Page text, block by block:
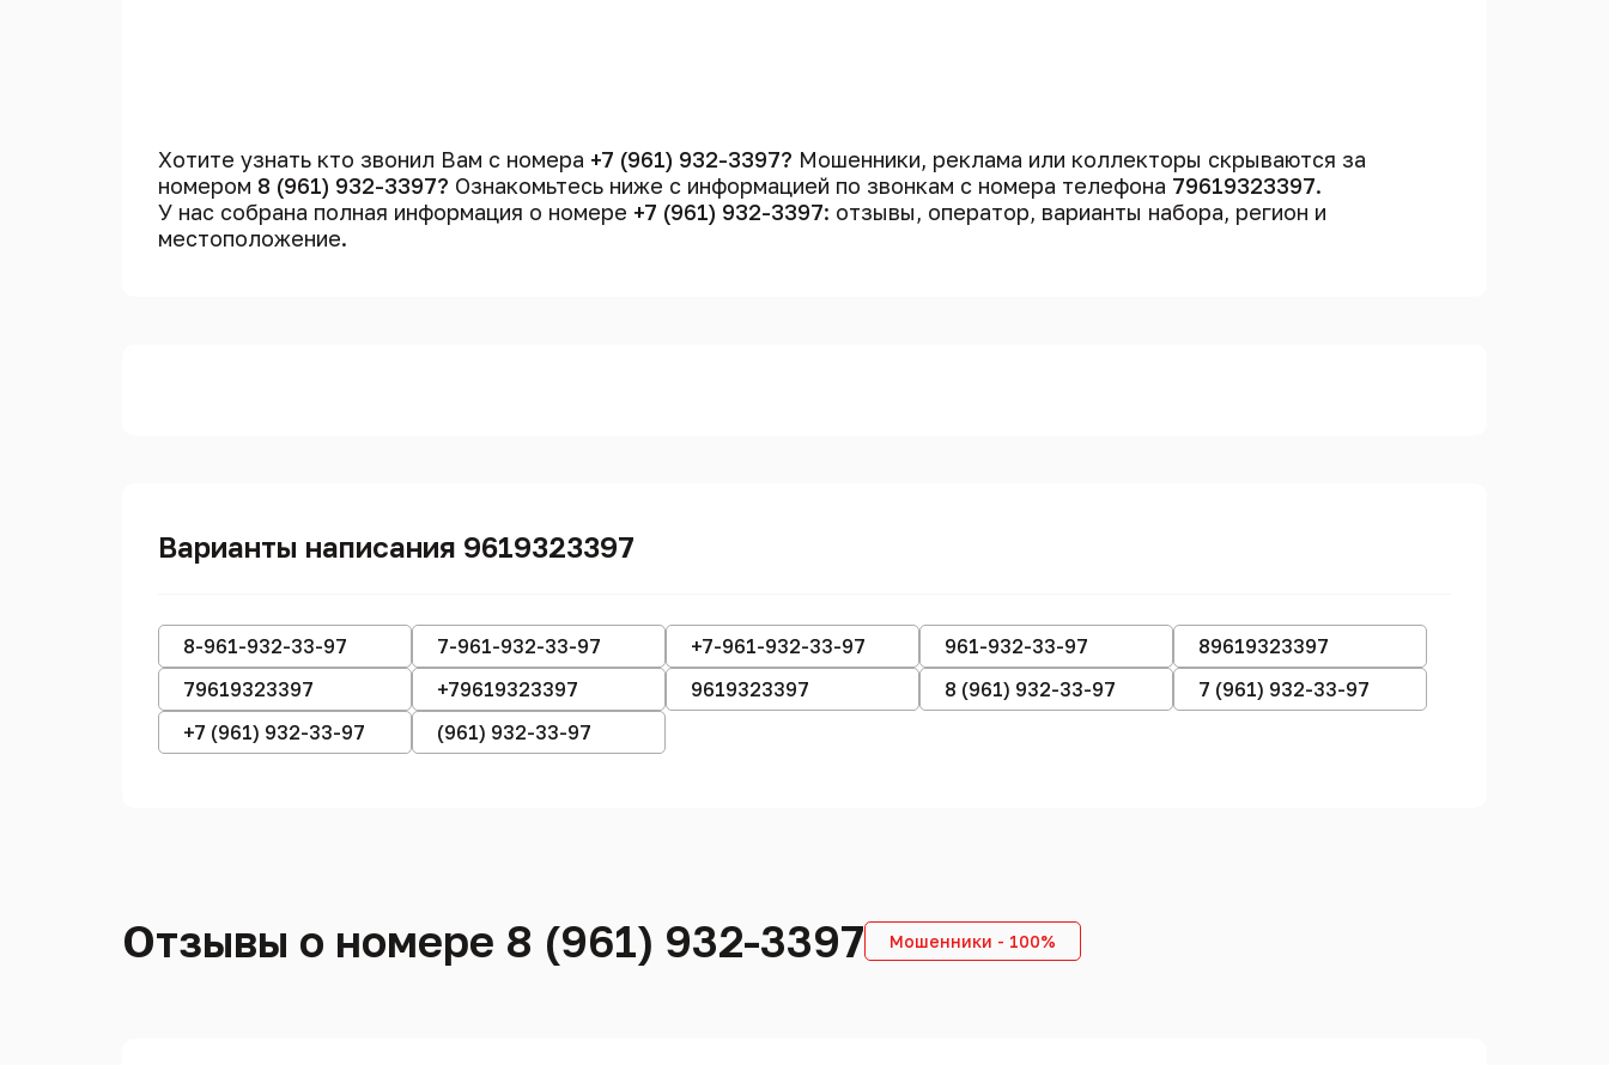
Хотите узнать кто звонил Вам с номера +7 (961) 932-3397? Мошенники, реклама или коллекторы скрываются за
номером 8 (961) 932-3397? Ознакомьтесь ниже с информацией по звонкам с номера телефона 79619323397.
У нас собрана полная информация о номере +7 (961) 932-3397: отзывы, оператор, варианты набора, регион и
местоположение.
Варианты написания 9619323397
8-961-932-33-97 7-961-932-33-97 +7-961-932-33-97 961-932-33-97
89619323397
79619323397
+79619323397 9619323397 8 (961) 932-33-97
7 (961) 932-33-97
+7 (961) 932-33-97
(961) 932-33-97
Отзывы о номере 8 (961) 932-3397 Мошенники - 100%